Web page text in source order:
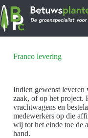
Ga
naar
de
inhoud
Franco levering
Indien gewenst
zaak, of op het project.
vrachtwagens en
medewerkers op die
wij tot het einde toe de
hand.